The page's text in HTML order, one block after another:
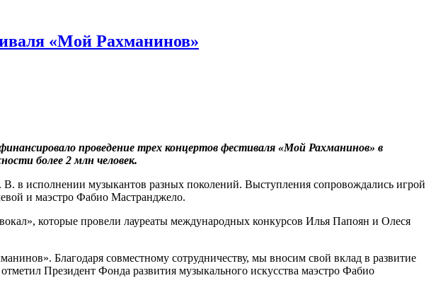
«Мой Рахманинов»
проведение трех концертов фестиваля «Мой Рахманинов» в
более 2 млн человек.
в исполнении музыкантов разных поколений. Выступления сопровождались игрой
и маэстро Фабио Мастранджело.
которые провели лауреаты международных конкурсов Илья Папоян и Олеся
Благодаря совместному сотрудничеству, мы вносим свой вклад в развитие
Президент Фонда развития музыкального искусства маэстро Фабио